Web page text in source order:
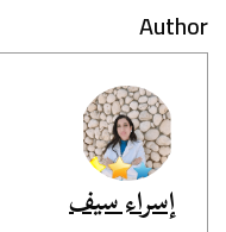
Author
إسراء سيف